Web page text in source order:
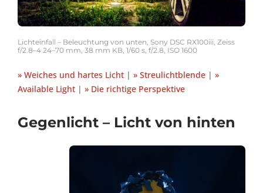
Lichteinfall – Beleuchtung von unten, Sony DSC RX100iii, Zeiss
f/2.8–4 24–70 mm, 38 mm KB, 1/60 s, f/2.8, ISO 1600
» Weiches und hartes Licht | » Streulichtblende | »
Available Light | » Die richtige Perspektive
Gegenlicht – Licht von hinten